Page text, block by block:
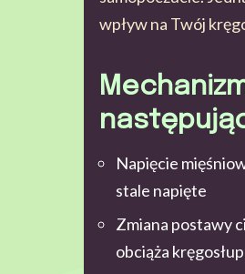
wpływ na Twój
Napięcie
stale napięte
Zmiana postawy
obciąża kręgosłup